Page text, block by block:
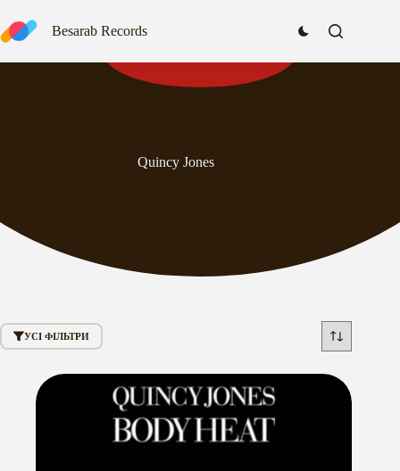
до
вмісту
Besarab Records
Quincy Jones
УСІ ФІЛЬТРИ